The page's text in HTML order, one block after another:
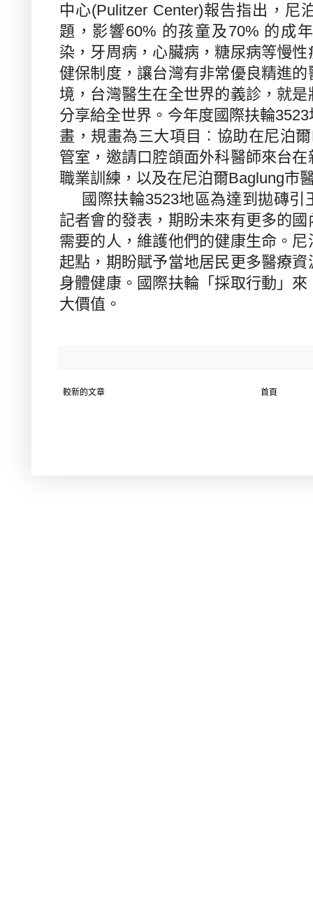
中心(Pulitzer Center)報告指出，尼
題，影響60% 的孩童及 70% 的成
染，牙周病，心臟病，糖尿病等慢
健保制度，讓台灣有非常優良精進
境，台灣醫生在全世界的義診，就
分享給全世界。今年度國際扶輪3523
畫，規畫為三大項目︰協助在尼泊爾
管室，邀請口腔頜面外科醫師來台
職業訓練，以及在尼泊爾Baglung市
國際扶輪3523地區為達到拋磚引
記者會的發表，期盼未來有更多的
需要的人，維護他們的健康生命。
起點，期盼賦予當地居民更多醫療
身體健康。國際扶輪「採取行動」
大價值。
較新的文章 首頁